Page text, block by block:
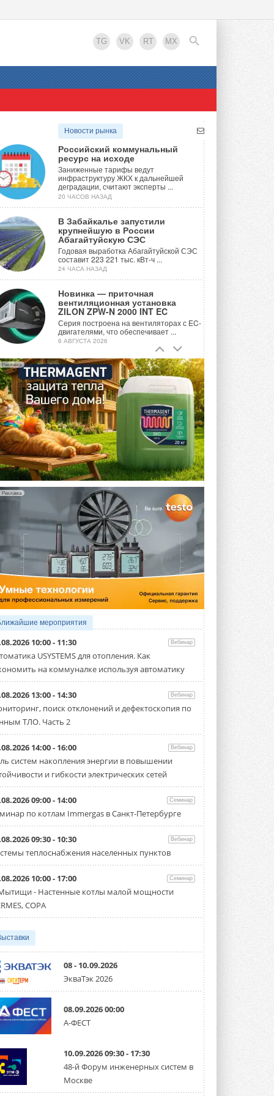
TG VK RT MX
EN
Новости рынка
Российский коммунальный
ресурс на исходе
Заниженные тарифы ведут
инфраструктуру ЖКХ к дальнейшей
деградации, считают эксперты ...
20 ЧАСОВ НАЗАД
В Забайкалье запустили
крупнейшую в России
Абагайтуйскую СЭС
Годовая выработка Абагайтуйской СЭС
составит 223 221 тыс. кВт-ч ...
24 ЧАСА НАЗАД
Новинка — приточная
вентиляционная установка
ZILON ZPW-N 2000 INT EC
Серия построена на вентиляторах с EC-
двигателями, что обеспечивает ...
6 АВГУСТА 2026
Учёные ЮУрГУ создали
каскадную установку,
объединяющую солнечную и
геотермальную энергию
Природосберегающие технологии ...
6 АВГУСТА 2026
Для Арктики создали
технологию защиты
ветрогенераторов от аварий
Разработка учитывает влияние
мерзлоты, обледенения и снеговых ...
6 АВГУСТА 2026
Гибридный тепловой насос PV/T
с одним общим испарителем
Исследователи предложили
конструкцию двухисточникового ...
5 АВГУСТА 2026
21-й ежегодный форум
«ЦОД-2026»
Мероприятие пройдет 2-3 сентября в
отеле Radisson Slavyanskaya. Форум
посетит более двух тысяч участников ...
5 АВГУСТА 2026
Китайская Shenling представила
линейку тепловых насосов
«воздух-вода» на R290
Серия ThermaX R290 All-In-One
включает три модели ...
Тепловые насосы в связке с
солнечной генерацией и
накопителем снижают
потребление на 60%
Исследователи из Италии установили ...
4 АВГУСТА 2026
«РУСКЛИМАТ Fest 2026» в Уфе
собрал свыше 700 профи
климатической отрасли
Организатором выступил торгово-
производственный холдинг ...
ЦОД с плотностью 54 кВт на
стойку
3 АВГУСТА 2026
систему DVM на R32
Линейка включает семь типоразмеров
производительностью от 22,4 до 56 кВт.
Суммарная длина трубопроводов ...
3 АВГУСТА 2026
«СиСофт Девелопмент» подвел
итоги конкурса студенческих
стартует уже в сентябре 2026 года ...
3 АВГУСТА 2026
«Русклимат» укрепляет
Реклама
Реклама
мероприятия
10:00 - 11:30 Вебинар
USYSTEMS для отопления. Как
на коммуналке используя автоматику
13:00 - 14:30 Вебинар
поиск отклонений и дефектоскопия по
ТЛО. Часть 2
14:00 - 16:00 Вебинар
систем накопления энергии в повышении
и гибкости электрических сетей
09:00 - 14:00 Семинар
по котлам Immergas в Санкт-Петербурге
09:30 - 10:30 Вебинар
теплоснабжения населенных пунктов
10:00 - 17:00 Семинар
- Настенные котлы малой мощности
COPA
08 - 10.09.2026
ЭкваТэк 2026
08.09.2026 00:00
А-ФЕСТ
10.09.2026 09:30 - 17:30
48-й Форум инженерных систем в
Москве